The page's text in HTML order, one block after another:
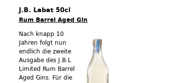
J.B. Labat 50cl
Rum Barrel Aged Gin
Nach knapp 10
Jahren folgt nun
endlich die zweite
Ausgabe des J.B.L
Limited Rum Barrel
Aged Gins. Für die